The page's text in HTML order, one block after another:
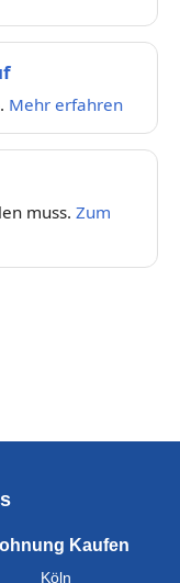
Mehr erfahren
muss. Zum
Kaufen
Köln